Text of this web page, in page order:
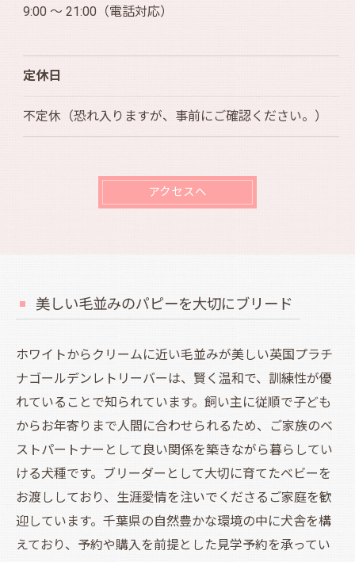
9:00 ～ 21:00（電話対応）
定休日
不定休（恐れ入りますが、事前にご確認ください。）
アクセスへ
美しい毛並みのパピーを大切にブリード
ホワイトからクリームに近い毛並みが美しい英国プラチ
ナゴールデンレトリーバーは、賢く温和で、訓練性が優
れていることで知られています。飼い主に従順で子ども
からお年寄りまで人間に合わせられるため、ご家族のベ
ストパートナーとして良い関係を築きながら暮らしてい
ける犬種です。ブリーダーとして大切に育てたベビーを
お渡ししており、生涯愛情を注いでくださるご家庭を歓
迎しています。千葉県の自然豊かな環境の中に犬舎を構
えており、予約や購入を前提とした見学予約を承ってい